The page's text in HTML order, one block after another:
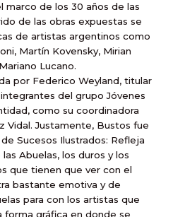
marco de los 30 años de las
de las obras expuestas se
de artistas argentinos como
Martín Kovensky, Mirian
Lucano.
por Federico Weyland, titular
del grupo Jóvenes
como su coordinadora
Vidal. Justamente, Bustos fue
Sucesos Ilustrados: Refleja
Abuelas, los duros y los
que tienen que ver con el
bastante emotiva y de
para con los artistas que
forma gráfica en donde se